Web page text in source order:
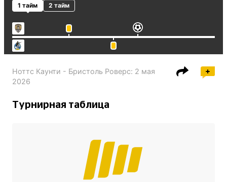
1 тайм 2 тайм
Ноттс Каунти - Бристоль Роверс: 2 мая
2026
Турнирная таблица